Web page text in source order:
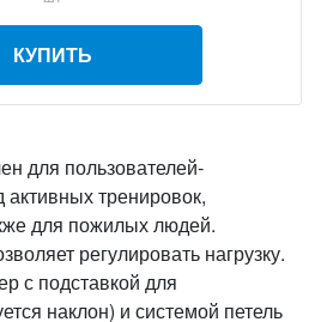
КУПИТЬ
для пользователей-
тренировок,
для пожилых людей.
регулировать нагрузку.
с подставкой для
наклон) и системой петель